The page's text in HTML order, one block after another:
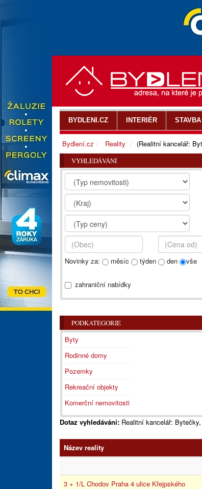
BYDLENI.CZ INTERIÉR STAVBA
Bydlení.cz Reality (Realitní kancelář:
VYHLEDÁVÁNÍ
Novinky za: měsíc týden den vše
zahraniční nabídky
PODKATEGORIE
Byty
Rodinné domy
Pozemky
Rekreační objekty
Komerční nemovitosti
Dotaz vyhledávání: Realitní kancelář:
Název reality
3 + 1/L Chodov Praha 4 ulice Křejpského